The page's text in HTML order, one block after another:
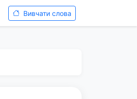
Вивчати слова